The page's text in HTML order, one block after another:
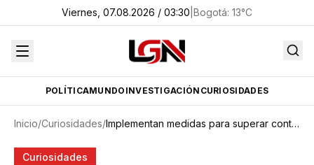
Viernes, 07.08.2026 / 03:30 Bogotá: 13°C
POLÍTICAMUNDO INVESTIGACIÓN CURIOSIDADES
Inicio/Curiosidades/ Implementan medidas para superar contingencia energética en Isla Grande
Curiosidades